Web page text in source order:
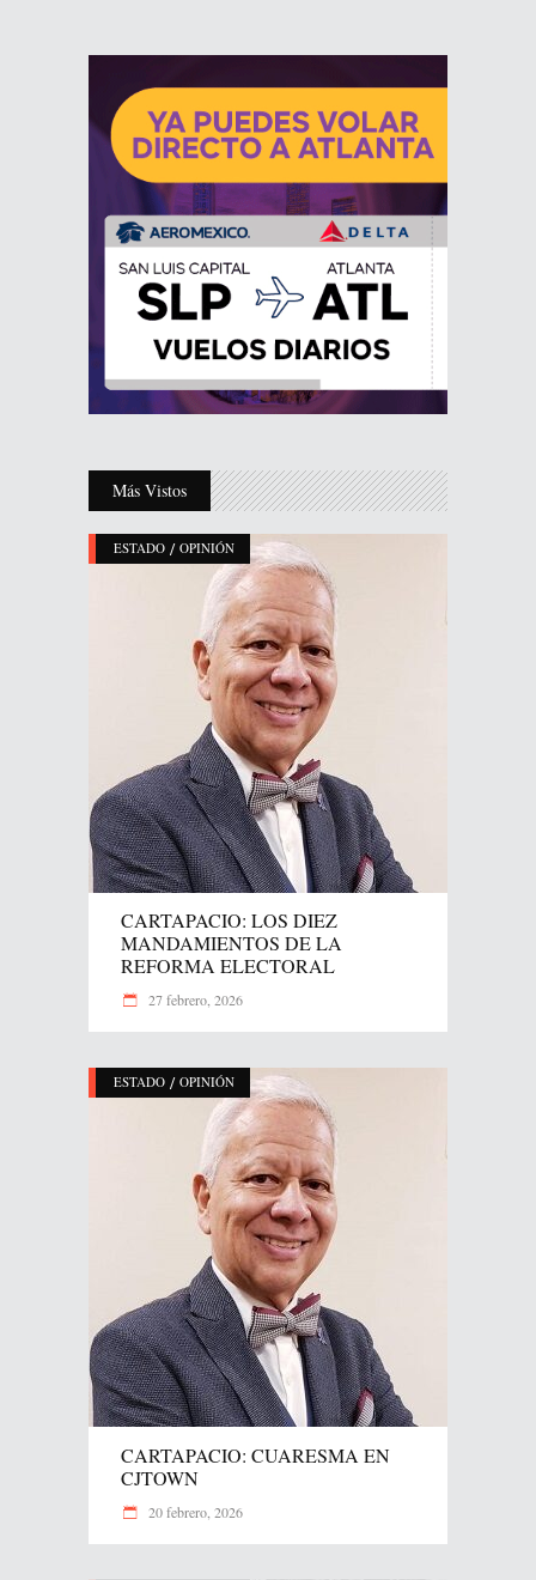
Más Vistos
ESTADO / OPINIÓN
CARTAPACIO: LOS DIEZ
MANDAMIENTOS DE LA
REFORMA ELECTORAL
27 febrero, 2026
ESTADO / OPINIÓN
CARTAPACIO: CUARESMA EN
CJTOWN
20 febrero, 2026